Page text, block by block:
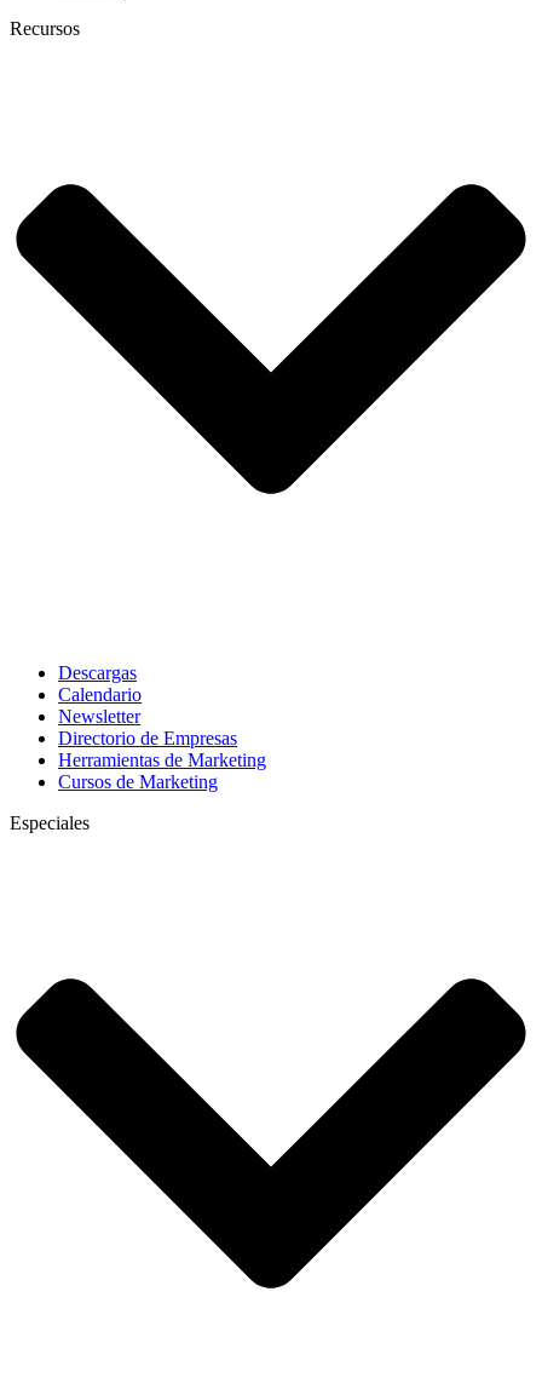
Recursos
Descargas
Calendario
Newsletter
Directorio de Empresas
Herramientas de Marketing
Cursos de Marketing
Especiales